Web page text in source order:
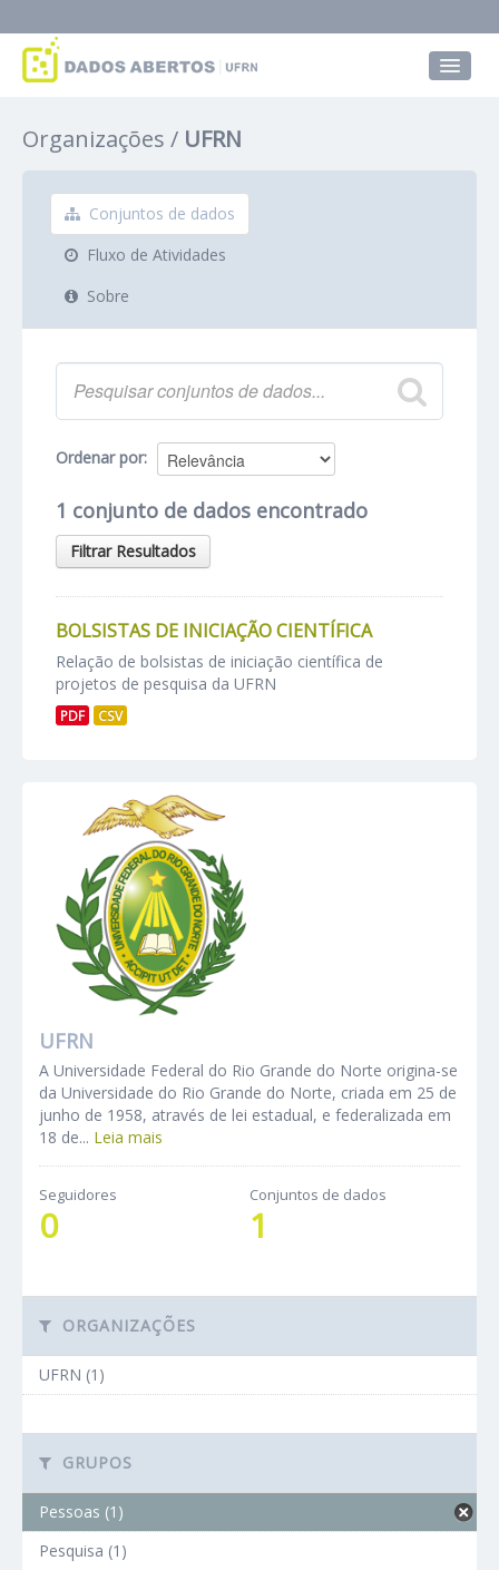
Grupos
Sobre
Organizações UFRN
Conjuntos de dados
Fluxo de Atividades
Sobre
Ordenar por
1 conjunto de dados encontrado
Filtrar Resultados
BOLSISTAS DE INICIAÇÃO CIENTÍFICA
Relação de bolsistas de iniciação científica de
projetos de pesquisa da UFRN
PDF CSV
UFRN
A Universidade Federal do Rio Grande do Norte origina-se
da Universidade do Rio Grande do Norte, criada em 25 de
junho de 1958, através de lei estadual, e federalizada em
18 de... Leia mais
Seguidores
0
Conjuntos de dados
1
ORGANIZAÇÕES
UFRN (1)
GRUPOS
Pessoas (1)
Pesquisa (1)